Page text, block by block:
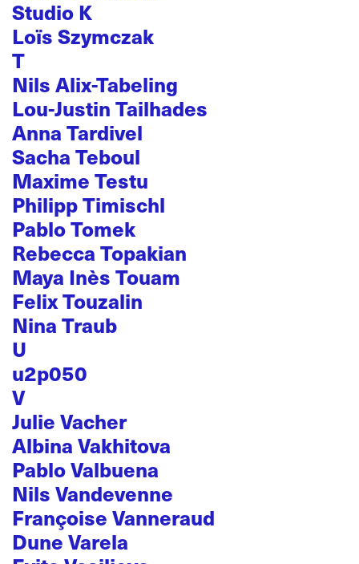
Studio K
Loïs Szymczak
T
Nils Alix-Tabeling
Lou-Justin Tailhades
Anna Tardivel
Sacha Teboul
Maxime Testu
Philipp Timischl
Pablo Tomek
Rebecca Topakian
Maya Inès Touam
Felix Touzalin
Nina Traub
U
u2p050
V
Julie Vacher
Albina Vakhitova
Pablo Valbuena
Nils Vandevenne
Françoise Vanneraud
Dune Varela